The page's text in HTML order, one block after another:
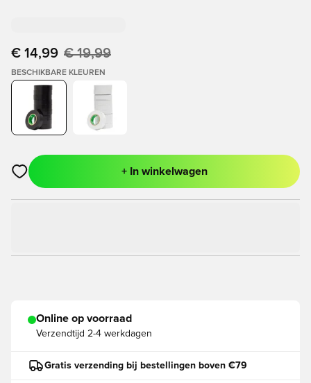
€ 14,99 € 19,99
BESCHIKBARE KLEUREN
Opent een venster om in te loggen of je aan te melden als lid
+ In winkelwagen
Online op voorraad
Verzendtijd 2-4 werkdagen
Gratis verzending bij bestellingen boven €79